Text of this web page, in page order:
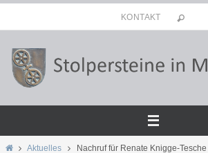
Inhalt
springen
KONTAKT
StartAktuelles Nachruf für Renate Knigge-Tesche